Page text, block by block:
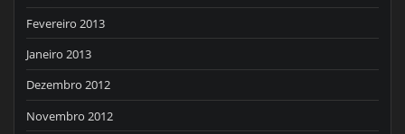
Fevereiro 2013
Janeiro 2013
Dezembro 2012
Novembro 2012